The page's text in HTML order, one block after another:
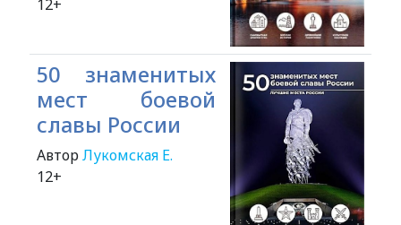
12+
50 знаменитых
мест боевой
славы России
АвторЛукомская Е.
12+